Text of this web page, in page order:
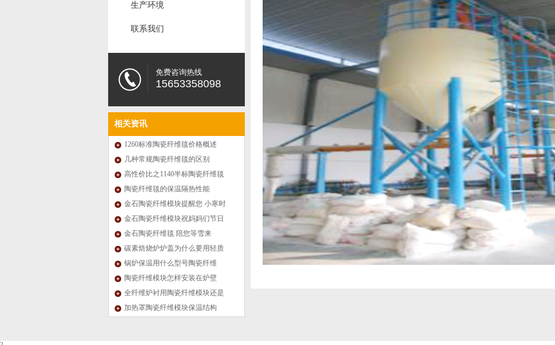
生产环境
联系我们
免费咨询热线
15653358098
相关资讯
1260标准陶瓷纤维毯价格概述
几种常规陶瓷纤维毯的区别
高性价比之1140半标陶瓷纤维毯
陶瓷纤维毯的保温隔热性能
金石陶瓷纤维模块提醒您 小寒时
节需进补
金石陶瓷纤维模块祝妈妈们节日
快乐！
金石陶瓷纤维毯 陪您等雪来
碳素焙烧炉炉盖为什么要用轻质
陶瓷纤维模块？
锅炉保温用什么型号陶瓷纤维
毯？
陶瓷纤维模块怎样安装在炉壁
上？
全纤维炉衬用陶瓷纤维模块还是
毯层铺结构？
加热罩陶瓷纤维模块保温结构